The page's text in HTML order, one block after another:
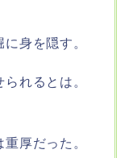
身を隠す。
れるとは。
厚だった。